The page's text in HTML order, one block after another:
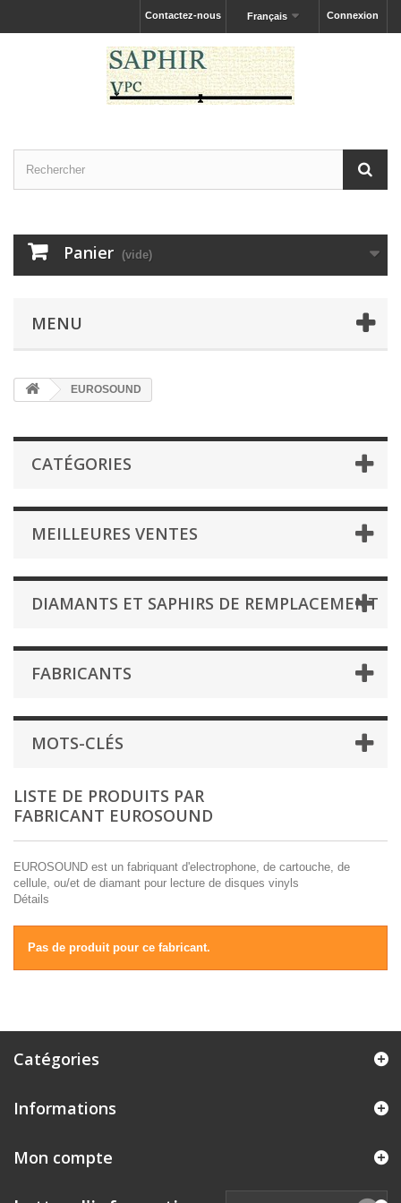
Connexion
Français
Contactez-nous
Panier (vide)
MENU
EUROSOUND
CATÉGORIES
MEILLEURES VENTES
DIAMANTS ET SAPHIRS DE REMPLACEMENT
FABRICANTS
MOTS-CLÉS
LISTE DE PRODUITS PAR
FABRICANT EUROSOUND
EUROSOUND est un fabriquant d'electrophone, de cartouche, de
cellule, ou/et de diamant pour lecture de disques vinyls
Détails
Pas de produit pour ce fabricant.
Catégories
Informations
Mon compte